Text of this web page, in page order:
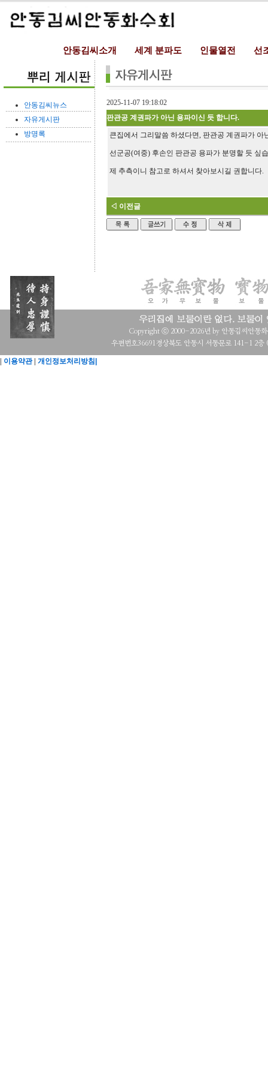
안동김씨소개 세계 분파도 인물열전 선
안동김씨뉴스
자유게시판
방명록
2025-11-07 19:18:02
판관공 계권파가 아닌 용파이신 듯 합니다.
큰집에서 그리말씀 하셨다면, 판관공 계권파가 아
선군공(여중) 후손인 판관공 용파가 분명할 듯 싶
제 추측이니 참고로 하셔서 찾아보시길 권합니다.
◁ 이전글
이용약관| 개인정보처리방침|
Copyright ⓒ 2000-2026년 by 안동김씨안동
우편번호36691경상북도 안동시 서동문로 141-1 2